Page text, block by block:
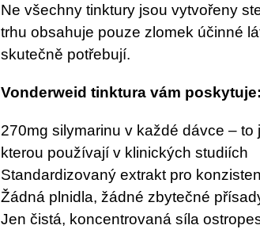
Ne všechny tinktury jsou vytvořeny
trhu obsahuje pouze zlomek účinné
skutečně potřebují.
Vonderweid tinktura vám poskytuje:
270mg silymarinu v každé dávce –
kterou používají v klinických studiích
Standardizovaný extrakt pro
Žádná plnidla, žádné zbytečné
Jen čistá, koncentrovaná síla